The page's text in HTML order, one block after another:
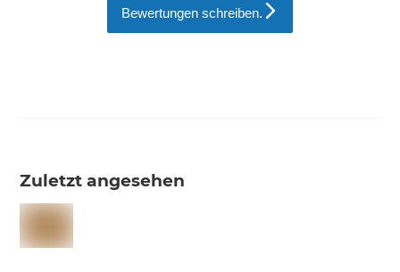
Bewertungen schreiben.
Zuletzt angesehen